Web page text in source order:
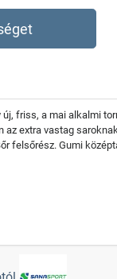
friss, a mai alkalmi
extra vastag
felsőrész. Gumi